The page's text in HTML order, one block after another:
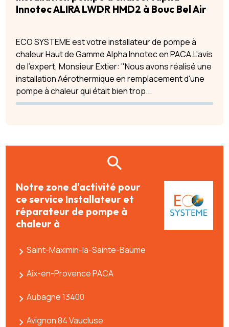
Innotec ALIRA LWDR HMD2 à Bouc Bel Air
ECO SYSTEME est votre installateur de pompe à
chaleur Haut de Gamme Alpha Innotec en PACA.L'avis
de l'expert, Monsieur Extier: "Nous avons réalisé une
installation Aérothermique en remplacement d'une
pompe à chaleur qui était bien trop...
Notre zone d'activité pour
ce service Installateur et
réparateur de pompe à
chaleur à
Saint-Maximin-la-Sainte-Baume
Aix-en-Provence PACA
Aubagne 13400
Avignon 84 Vaucluse